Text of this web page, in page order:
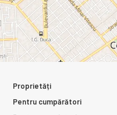
Proprietăți
Pentru cumpărători